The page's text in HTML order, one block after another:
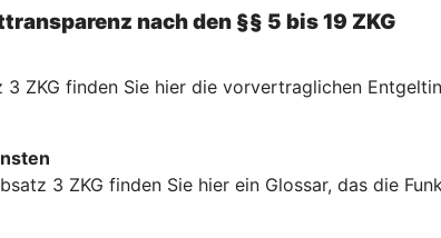
nach den §§ 5 bis 19 ZKG
ZKG finden Sie hier die vorvertraglichen
3 ZKG finden Sie hier ein Glossar, das die